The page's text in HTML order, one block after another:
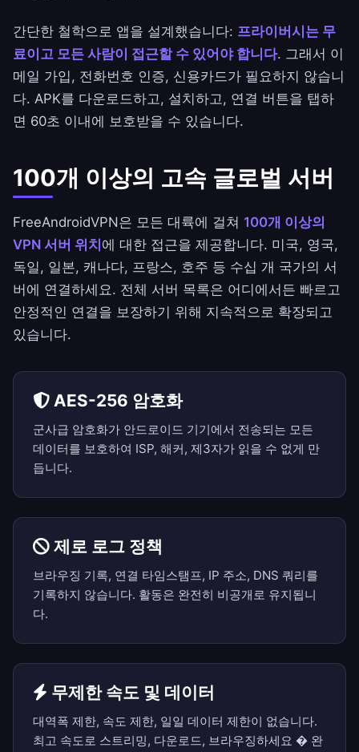
간단한 철학으로 앱을 설계했습니다: 프라이버시는 무
료이고 모든 사람이 접근할 수 있어야 합니다. 그래서 이
메일 가입, 전화번호 인증, 신용카드가 필요하지 않습니
다. APK를 다운로드하고, 설치하고, 연결 버튼을 탭하
면 60초 이내에 보호받을 수 있습니다.
100개 이상의 고속 글로벌 서버
FreeAndroidVPN은 모든 대륙에 걸쳐 100개 이상의
VPN 서버 위치에 대한 접근을 제공합니다. 미국, 영국,
독일 , 일본, 캐나다, 프랑스, 호주 등 수십 개 국가의 서
버에 연결하세요. 전체 서버 목록은 어디에서든 빠르고
안정적인 연결을 보장하기 위해 지속적으로 확장되고
있습니다.
AES-256 암호화
군사급 암호화가 안드로이드 기기에서 전송되는 모든
데이터를 보호하여 ISP, 해커, 제3자가 읽을 수 없게 만
듭니다.
제로 로그 정책
브라우징 기록, 연결 타임스탬프, IP 주소, DNS 쿼리를
기록하지 않습니다. 활동은 완전히 비공개로 유지됩니
다.
무제한 속도 및 데이터
대역폭 제한, 속도 제한, 일일 데이터 제한이 없습니다.
최고 속도로 스트리밍, 다운로드, 브라우징하세요 � 완